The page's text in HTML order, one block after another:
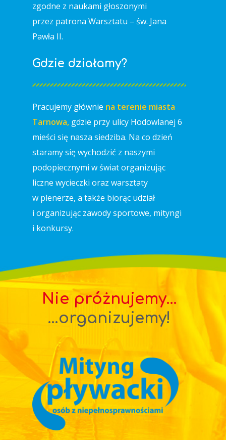
zgodne z naukami głoszonymi
przez patrona Warsztatu – św. Jana
Pawła II.
Gdzie działamy?
Pracujemy głównie na terenie miasta
Tarnowa, gdzie przy ulicy Hodowlanej 6
mieści się nasza siedziba. Na co dzień
staramy się wychodzić z naszymi
podopiecznymi w świat organizując
liczne wycieczki oraz warsztaty
w plenerze, a także biorąc udział
i organizując zawody sportowe, mityngi
i konkursy.
Nie próżnujemy...
...organizujemy!